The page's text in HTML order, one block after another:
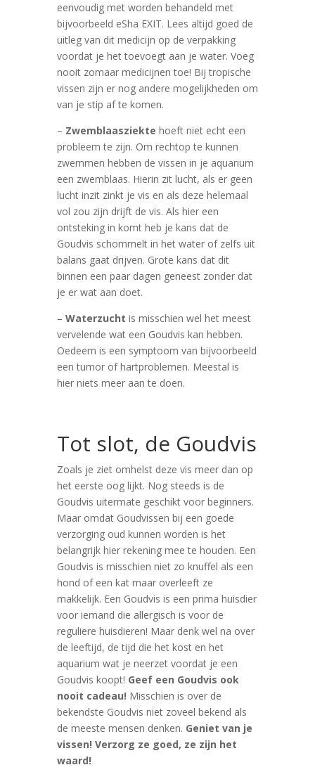
eenvoudig met worden behandeld met
bijvoorbeeld eSha EXIT. Lees altijd goed de
uitleg van dit medicijn op de verpakking
voordat je het toevoegt aan je water. Voeg
nooit zomaar medicijnen toe! Bij tropische
vissen zijn er nog andere mogelijkheden om
van je stip af te komen.
– Zwemblaasziekte hoeft niet echt een
probleem te zijn. Om rechtop te kunnen
zwemmen hebben de vissen in je aquarium
een zwemblaas. Hierin zit lucht, als er geen
lucht inzit zinkt je vis en als deze helemaal
vol zou zijn drijft de vis. Als hier een
ontsteking in komt heb je kans dat de
Goudvis schommelt in het water of zelfs uit
balans gaat drijven. Grote kans dat dit
binnen een paar dagen geneest zonder dat
je er wat aan doet.
– Waterzucht is misschien wel het meest
vervelende wat een Goudvis kan hebben.
Oedeem is een symptoom van bijvoorbeeld
een tumor of hartproblemen. Meestal is
hier niets meer aan te doen.
Tot slot, de Goudvis
Zoals je ziet omhelst deze vis meer dan op
het eerste oog lijkt. Nog steeds is de
Goudvis uitermate geschikt voor beginners.
Maar omdat Goudvissen bij een goede
verzorging oud kunnen worden is het
belangrijk hier rekening mee te houden. Een
Goudvis is misschien niet zo knuffel als een
hond of een kat maar overleeft ze
makkelijk. Een Goudvis is een prima huisdier
voor iemand die allergisch is voor de
reguliere huisdieren! Maar denk wel na over
de leeftijd, de tijd die het kost en het
aquarium wat je neerzet voordat je een
Goudvis koopt! Geef een Goudvis ook
nooit cadeau! Misschien is over de
bekendste Goudvis niet zoveel bekend als
de meeste mensen denken. Geniet van je
vissen! Verzorg ze goed, ze zijn het
waard!